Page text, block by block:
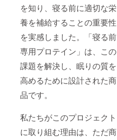
を知り、寝る前に適切な栄
養を補給することの重要性
を実感しました。「寝る前
専用プロテイン」は、この
課題を解決し、眠りの質を
高めるために設計された商
品です。
私たちがこのプロジェクト
に取り組む理由は、ただ商